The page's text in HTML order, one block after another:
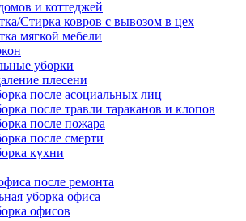
и коттеджей
Стирка ковров с вывозом в цех
мягкой мебели
уборки
плесени
после асоциальных лиц
после травли тараканов и клопов
после пожара
после смерти
кухни
после ремонта
уборка офиса
офисов